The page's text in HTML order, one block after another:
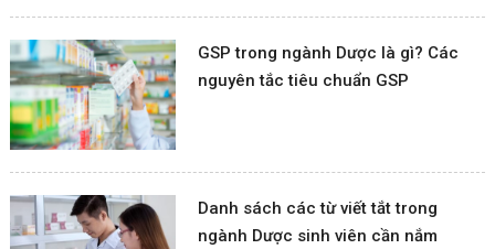
GSP trong ngành Dược là gì? Các
nguyên tắc tiêu chuẩn GSP
Danh sách các từ viết tắt trong
ngành Dược sinh viên cần nắm